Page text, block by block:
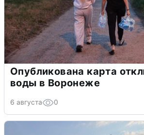
Опубликована карта
воды в Воронеже
6 августа 0